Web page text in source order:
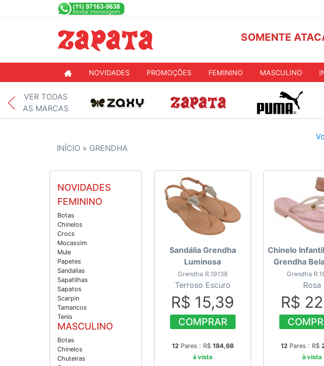
SOMENTE
NOVIDADES PROMOÇÕES FEMININO MASCULINO
VER TODAS
AS MARCAS
INÍCIO » GRENDHA
NOVIDADES
FEMININO
Botas
Chinelos
Crocs
Mocassim
Mule
Papetes
Sandalias
Sapatilhas
Sapatos
Scarpin
Tamancos
Tenis
MASCULINO
Botas
Chinelos
Chuteiras
Sandália Grendha
Luminosa
Grendha R.19138
Terroso Escuro
R$ 15,39
COMPRAR
12Pares : R$ 184,68
à vista
Chinelo
Grendha
Grendha
Rosa
R$
12 Pares : R$
à vista